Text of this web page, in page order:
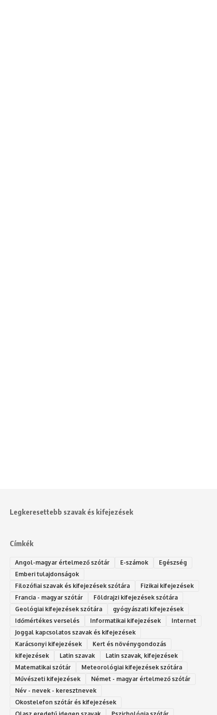
Legkeresettebb szavak és kifejezések
Címkék
Angol-magyar értelmező szótár E-számok
Egészség
Emberi tulajdonságok
Filozófiai szavak és kifejezések szótára
Fizikai kifejezések
Francia - magyar szótár
Földrajzi kifejezések szótára
Geológiai kifejezések szótára
gyógyászati kifejezések
Időmértékes verselés
Informatikai kifejezések
Internet
Joggal kapcsolatos szavak és kifejezések
Karácsonyi kifejezések
Kert és növénygondozás
kifejezések
Latin szavak
Latin szavak, kifejezések
Matematikai szótár
Meteorológiai kifejezések szótára
Művészeti kifejezések
Német - magyar értelmező szótár
Név - nevek - keresztnevek
Okostelefon szótár és kifejezések